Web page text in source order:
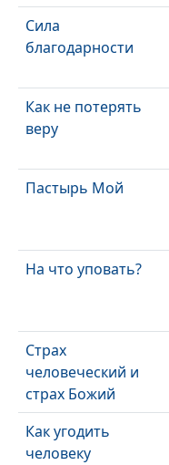
Сила
благодарности
Как не потерять
веру
Пастырь Мой
На что уповать?
Страх
человеческий и
страх Божий
Как угодить
человеку